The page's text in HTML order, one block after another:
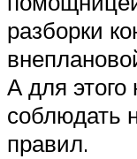
разборки
А для
соблюдать
правил.